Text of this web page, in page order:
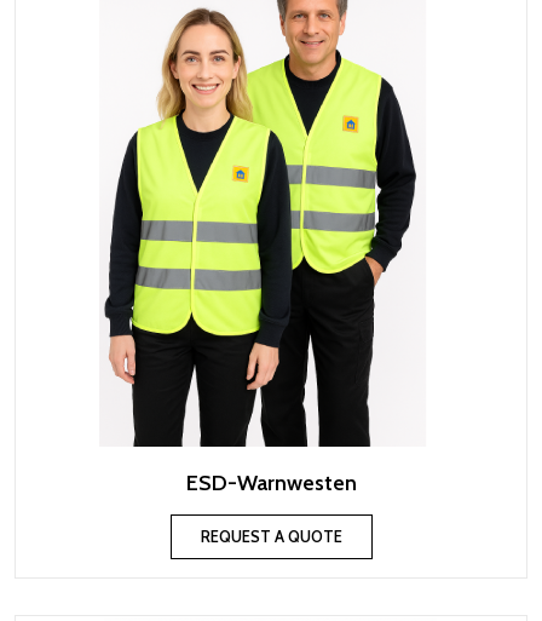
ESD-Warnwesten
REQUEST A QUOTE